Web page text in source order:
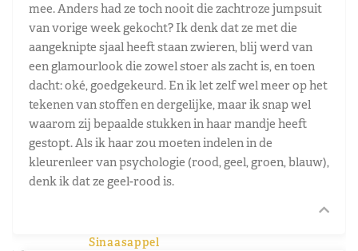
mee. Anders had ze toch nooit die zachtroze jumpsuit
van vorige week gekocht? Ik denk dat ze met die
aangeknipte sjaal heeft staan zwieren, blij werd van
een glamourlook die zowel stoer als zacht is, en toen
dacht: oké, goedgekeurd. En ik let zelf wel meer op het
tekenen van stoffen en dergelijke, maar ik snap wel
waarom zij bepaalde stukken in haar mandje heeft
gestopt. Als ik haar zou moeten indelen in de
kleurenleer van psychologie (rood, geel, groen, blauw),
denk ik dat ze geel-rood is.
Sinaasappel